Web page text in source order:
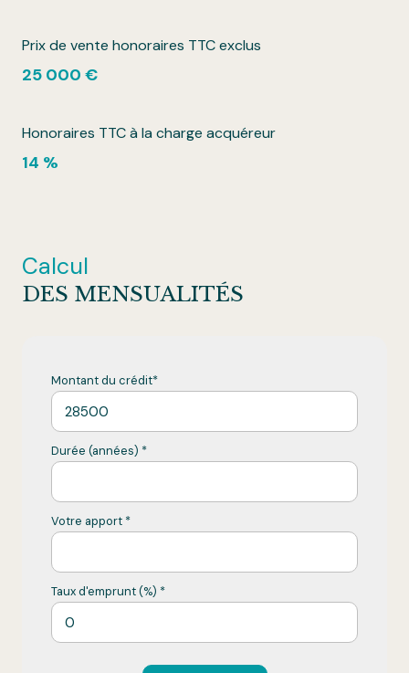
Prix de vente honoraires TTC exclus
25 000 €
Honoraires TTC à la charge acquéreur
14 %
Calcul
DES MENSUALITÉS
Montant du crédit*
Durée (années) *
Votre apport *
Taux d'emprunt (%) *